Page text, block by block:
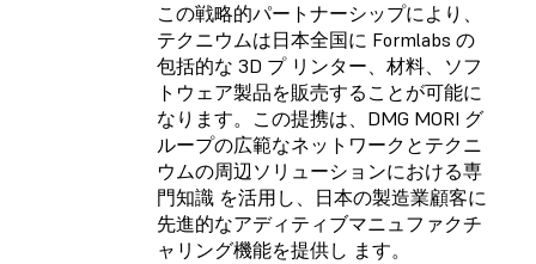
この戦略的パートナーシップにより、
テクニウムは日本全国に Formlabs の
包括的な 3D プ リンター、材料、ソフ
トウェア製品を販売することが可能に
なります。この提携は、DMG MORI グ
ループの広範なネットワークとテクニ
ウムの周辺ソリューションにおける専
門知識 を活用し、日本の製造業顧客に
先進的なアディティブマニュファクチ
ャリング機能を提供し ます。